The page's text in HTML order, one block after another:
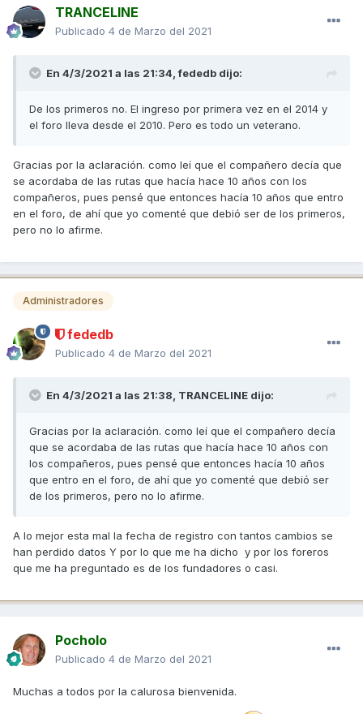
TRANCELINE
Publicado 4 de Marzo del 2021
En 4/3/2021 a las 21:34,fededb dijo:
De los primeros no. El ingreso por primera vez en el 2014 y
el foro lleva desde el 2010. Pero es todo un veterano.
Gracias por la aclaración. como leí que el compañero decía que
se acordaba de las rutas que hacía hace 10 años con los
compañeros, pues pensé que entonces hacía 10 años que entro
en el foro, de ahí que yo comenté que debió ser de los primeros,
pero no lo afirme.
Administradores
fededb
Publicado 4 de Marzo del 2021
En 4/3/2021 a las 21:38, TRANCELINE dijo:
Gracias por la aclaración. como leí que el compañero decía
que se acordaba de las rutas que hacía hace 10 años con
los compañeros, pues pensé que entonces hacía 10 años
que entro en el foro, de ahí que yo comenté que debió ser
de los primeros, pero no lo afirme.
A lo mejor esta mal la fecha de registro con tantos cambios se
han perdido datos Y por lo que me ha dicho y por los foreros
que me ha preguntado es de los fundadores o casi.
Pocholo
Publicado 4 de Marzo del 2021
Muchas a todos por la calurosa bienvenida.